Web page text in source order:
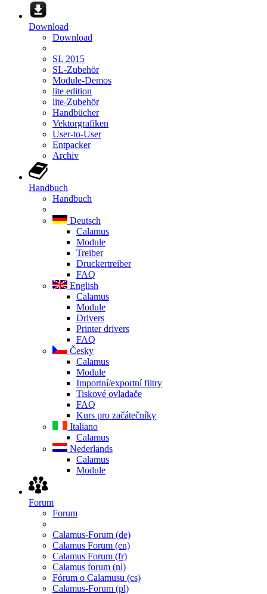
Download
Download
SL 2015
SL-Zubehör
Module-Demos
lite edition
lite-Zubehör
Handbücher
Vektorgrafiken
User-to-User
Entpacker
Archiv
Handbuch
Handbuch
Deutsch
Calamus
Module
Treiber
Druckertreiber
FAQ
English
Calamus
Module
Drivers
Printer drivers
FAQ
Česky
Calamus
Module
Importní/exportní filtry
Tiskové ovladače
FAQ
Kurs pro začátečníky
Italiano
Calamus
Nederlands
Calamus
Module
Forum
Forum
Calamus-Forum (de)
Calamus Forum (en)
Calamus Forum (fr)
Calamus forum (nl)
Fórum o Calamusu (cs)
Calamus-Forum (pl)